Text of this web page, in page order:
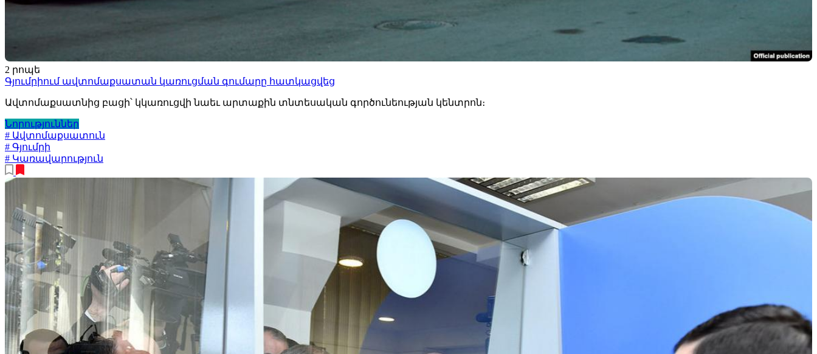
2 րոպե
Գյումրիում ավտոմաքսատան կառուցման գումարը հատկացվեց
Ավտոմաքսատնից բացի՝ կկառուցվի նաեւ արտաքին տնտեսական գործունեության կենտրոն։
Նորություններ
# Ավտոմաքսատուն
# Գյումրի
# Կառավարություն